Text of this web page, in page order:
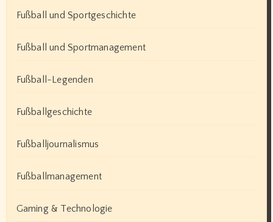
Fußball und Sportgeschichte
Fußball und Sportmanagement
Fußball-Legenden
Fußballgeschichte
Fußballjournalismus
Fußballmanagement
Gaming & Technologie